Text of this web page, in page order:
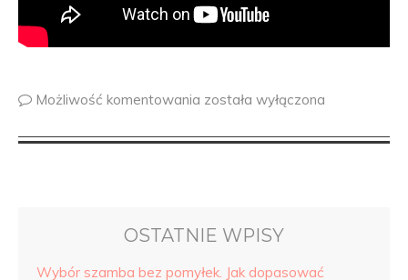
Możliwość komentowania została wyłączona
OSTATNIE WPISY
Wybór szamba bez pomyłek. Jak dopasować